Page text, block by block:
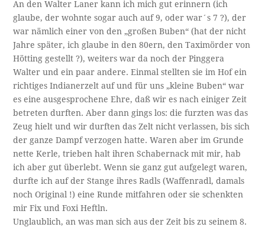
An den Walter Laner kann ich mich gut erinnern (ich
glaube, der wohnte sogar auch auf 9, oder war´s 7 ?), der
war nämlich einer von den „großen Buben“ (hat der nicht
Jahre später, ich glaube in den 80ern, den Taximörder von
Hötting gestellt ?), weiters war da noch der Pinggera
Walter und ein paar andere. Einmal stellten sie im Hof ein
richtiges Indianerzelt auf und für uns „kleine Buben“ war
es eine ausgesprochene Ehre, daß wir es nach einiger Zeit
betreten durften. Aber dann gings los: die furzten was das
Zeug hielt und wir durften das Zelt nicht verlassen, bis sich
der ganze Dampf verzogen hatte. Waren aber im Grunde
nette Kerle, trieben halt ihren Schabernack mit mir, hab
ich aber gut überlebt. Wenn sie ganz gut aufgelegt waren,
durfte ich auf der Stange ihres Radls (Waffenradl, damals
noch Original !) eine Runde mitfahren oder sie schenkten
mir Fix und Foxi Heftln.
Unglaublich, an was man sich aus der Zeit bis zu seinem 8.